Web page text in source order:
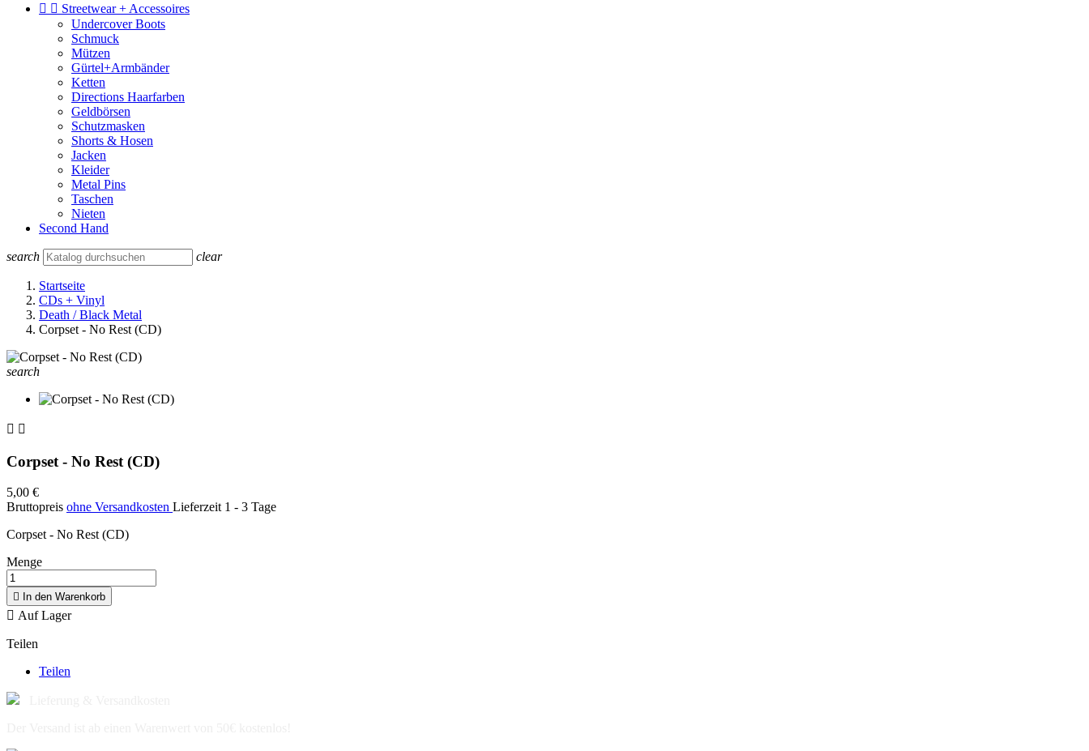
  Streetwear + Accessoires
Undercover Boots
Schmuck
Mützen
Gürtel+Armbänder
Ketten
Directions Haarfarben
Geldbörsen
Schutzmasken
Shorts & Hosen
Jacken
Kleider
Metal Pins
Taschen
Nieten
Second Hand
search clear
Startseite
CDs + Vinyl
Death / Black Metal
Corpset - No Rest (CD)
search
 
Corpset - No Rest (CD)
5,00 €
Bruttopreis ohne Versandkosten Lieferzeit 1 - 3 Tage
Corpset - No Rest (CD)
Menge
 In den Warenkorb
 Auf Lager
Teilen
Teilen